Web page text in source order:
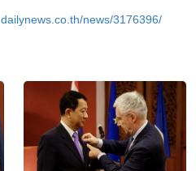
news/3176396/